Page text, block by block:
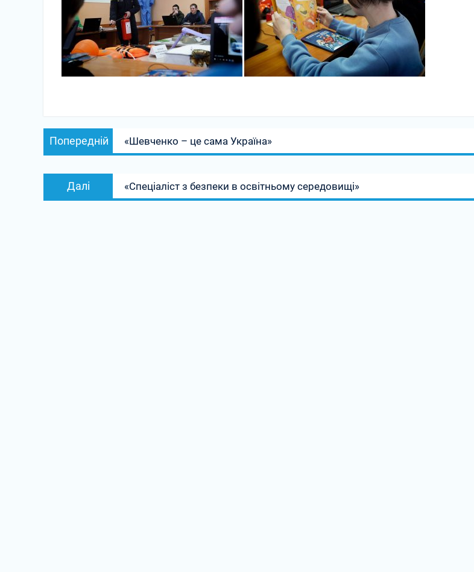
Навігація
записів
Попередній
запис:
«Шевченко – це сама Україна»
Далі
Наступний
запис:
«Спеціаліст з безпеки в освітньому середовищі»